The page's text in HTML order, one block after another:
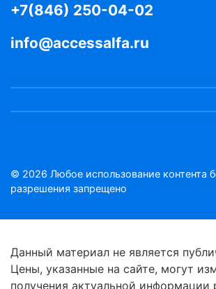
+7(846) 250-04-02
info@accessalfa.ru
© 2026 Любое использование контента
разрешения запрещено
Данный материал не является
Цены, указанные на сайте, могут
получения актуальной информации